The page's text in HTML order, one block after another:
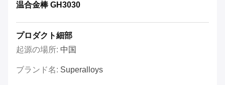
温合金棒 GH3030
プロダクト細部
起源の場所: 中国
ブランド名: Superalloys